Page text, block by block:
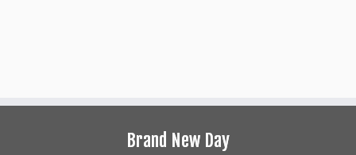
Brand New Day